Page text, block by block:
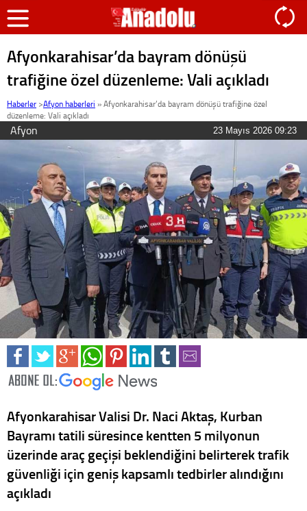
Afyonkarahisar’da bayram dönüşü
trafiğine özel düzenleme: Vali açıkladı
Haberler >Afyon haberleri »Afyonkarahisar’da bayram dönüşü trafiğine özel
düzenleme: Vali açıkladı
Afyon 23 Mayıs 2026 09:23
Afyonkarahisar Valisi Dr. Naci Aktaş, Kurban
Bayramı tatili süresince kentten 5 milyonun
üzerinde araç geçişi beklendiğini belirterek trafik
güvenliği için geniş kapsamlı tedbirler alındığını
açıkladı